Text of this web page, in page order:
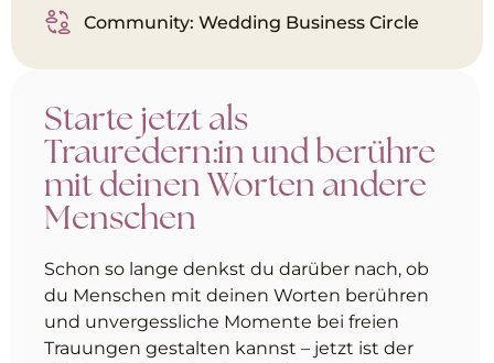
Community: Wedding Business Circle
Starte jetzt als
Trauredern:in und berühre
mit deinen Worten andere
Menschen
Schon so lange denkst du darüber nach, ob
du Menschen mit deinen Worten berühren
und unvergessliche Momente bei freien
Trauungen gestalten kannst – jetzt ist der